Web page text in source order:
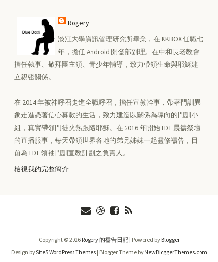
Rogery
淡江大學資訊管理研究所畢業，在 KKBOX 任職七
年，擔任 Android 開發部副理。在中和長老教會
擔任執事、敬拜團主領、青少年輔導，致力帶領生命與耶穌建
立親密關係。
在 2014 年被神呼召走進全職呼召，擔任宣教幹事，帶著門訓異
象走進憑著信心募款的生活，致力建造以關係為導向的門訓小
組，真實帶領門徒火熱跟隨耶穌。在 2016 年開始 LDT 晨禱祭壇
的直播服事，每天帶領世界各地的弟兄姊妹一起靈修禱告，目
前為 LDT 領袖門訓宣教計劃之負責人。
檢視我的完整簡介
Copyright ©2026 Rogery 的禱告日記| Powered by Blogger
Design bySite5 WordPress Themes| Blogger Theme by NewBloggerThemes.com